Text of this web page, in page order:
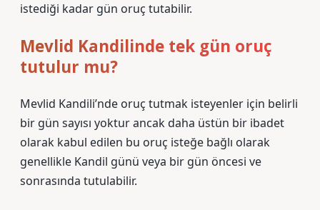
istediği kadar gün oruç tutabilir.
Mevlid Kandilinde tek gün oruç
tutulur mu?
Mevlid Kandili’nde oruç tutmak isteyenler için belirli
bir gün sayısı yoktur ancak daha üstün bir ibadet
olarak kabul edilen bu oruç isteğe bağlı olarak
genellikle Kandil günü veya bir gün öncesi ve
sonrasında tutulabilir.